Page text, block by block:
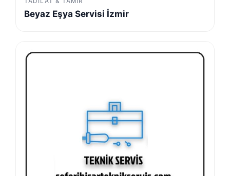
Beyaz Eşya Servisi İzmir